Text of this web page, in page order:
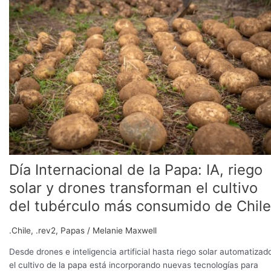
Día Internacional de la Papa: IA, riego
solar y drones transforman el cultivo
del tubérculo más consumido de Chile
.Chile, .rev2, Papas / Melanie Maxwell
Desde drones e inteligencia artificial hasta riego solar
el cultivo de la papa está incorporando nuevas tecnologías para
de
la
Papa:
IA,
riego
solar
y
drones
transforman
el
cultivo
del
tubérculo
consumido
de